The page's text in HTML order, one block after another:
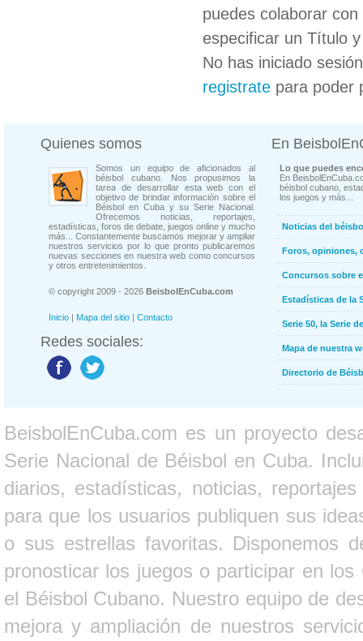
puedes colaborar
especificar un Título
No has iniciado
registrate para poder
Quienes somos
Somos un equipo de aficionados al
béisbol cubano. Nos propusimos la
tarea de desarrollar esta web con el
objetivo de brindar información sobre el
Béisbol en Cuba y su Serie Nacional.
Ofrecemos noticias, reportajes,
estadísticas, foros de debate, juegos online y mucho
más... Constantemente buscamos mejorar y ampliar
nuestros servicios por lo que pronto publicaremos
nuevas secciones en nuestra web como concursos
y otros entretenimientos.
© copyright 2009 - 2026 BeisbolEnCuba.com
Inicio | Mapa del sitio | Contacto
Redes sociales:
En
Lo que puedes
En
béisbol cubano,
los juegos y más...
Noticias del
Foros, opiniones,
Concursos sobre
Estadísticas de la
Serie 50, la Serie
Mapa de nuestra
Directorio de
BeisbolEnCuba.com es un proyecto
Serie Nacional de Béisbol en Cuba.
diarios, estadísticas, noticias,
para que los usuarios publiquen sus
o sus estrellas favoritas. Disponemos
pronosticar los juegos o participar en
el Béisbol Cubano. Nuestro equipo de
mejora y ampliación de nuestros